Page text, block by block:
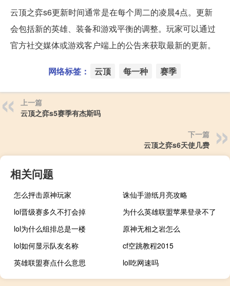
云顶之弈s6更新时间通常是在每个周二的凌晨4点。更新
会包括新的英雄、装备和游戏平衡的调整。玩家可以通过
官方社交媒体或游戏客户端上的公告来获取最新的更新。
网络标签： 云顶 每一种 赛季
上一篇
云顶之弈s5赛季有杰斯吗
下一篇
云顶之弈s6天使几费
相关问题
怎么抨击原神玩家
诛仙手游纸月亮攻略
lol晋级赛多久不打会掉
为什么英雄联盟苹果登录不了
lol为什么组排总是一楼
原神无相之岩怎么
lol如何显示队友名称
cf空跳教程2015
英雄联盟赛点什么意思
lol吃网速吗